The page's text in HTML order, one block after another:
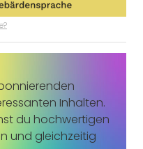
Inhalten.
du hochwertigen
und gleichzeitig